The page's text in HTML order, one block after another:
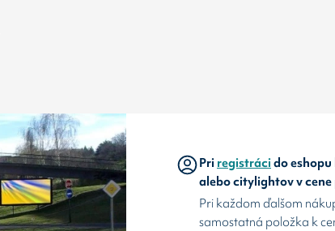
Priregistrácido
alebo citylightov v cene
Pri každom ďalšom
samostatná položka k